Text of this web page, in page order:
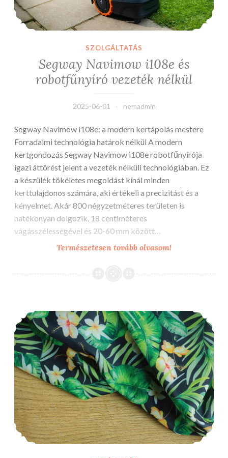
vezetni?
SZOLGÁLTATÁS
Segway Navimow i108e és
robotfűnyíró vezeték nélkül
2025-06-01 nemadmin
Segway Navimow i108e: a modern kertápolás mestere
Forradalmi technológia határok nélkül A modern
kertgondozás Segway Navimow i108e robotfűnyírója
igazi áttörést jelent a vezeték nélküli technológiában. Ez
a készülék tökéletes megoldást kínál minden
kerttulajdonos számára, aki értékeli a precizitást és a
kényelmet. Akár 800 négyzetméteres területen is
hatékonyan dolgozik, 18 centiméteres
vágásszélességével és 20-60 mm között…
Természetesen tovább olvasom!Segway
i108e
vezeték
nélkül
Fürdőruha anyag és egyedi textil nyomtatás